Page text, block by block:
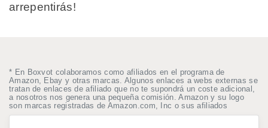
arrepentirás!
* En Boxvot colaboramos como afiliados en el programa de
Amazon, Ebay y otras marcas. Algunos enlaces a webs externas se
tratan de enlaces de afiliado que no te supondrá un coste adicional,
a nosotros nos genera una pequeña comisión. Amazon y su logo
son marcas registradas de Amazon.com, Inc o sus afiliados